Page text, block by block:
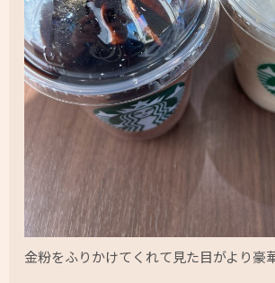
金粉をふりかけてくれて見た目がより豪